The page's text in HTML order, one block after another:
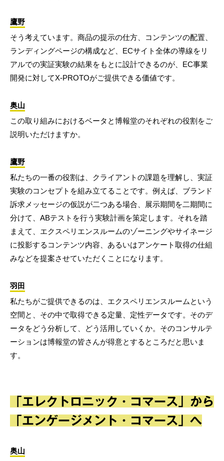
鷹野
そう考えています。商品の提示の仕方、コンテンツの配置、
ランディングページの構成など、ECサイト全体の導線をリ
アルでの実証実験の結果をもとに設計できるのが、EC事業
開発に対してX-PROTOがご提供できる価値です。
奥山
この取り組みにおけるベータと博報堂のそれぞれの役割をご
説明いただけますか。
鷹野
私たちの一番の役割は、クライアントの課題を理解し、実証
実験のコンセプトを組み立てることです。例えば、ブランド
訴求メッセージの仮説が二つある場合、展示期間を二期間に
分けて、ABテストを行う実験計画を策定します。それを踏
まえて、エクスペリエンスルームのゾーニングやサイネージ
に投影するコンテンツ内容、あるいはアンケート取得の仕組
みなどを提案させていただくことになります。
羽田
私たちがご提供できるのは、エクスペリエンスルームという
空間と、その中で取得できる定量、定性データです。そのデ
ータをどう分析して、どう活用していくか。そのコンサルテ
ーションは博報堂の皆さんが得意とするところだと思いま
す。
「エレクトロニック・コマース」から
「エンゲージメント・コマース」へ
奥山